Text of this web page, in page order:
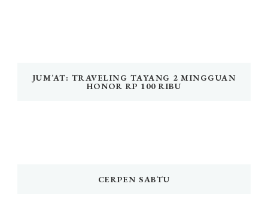
JUM’AT: TRAVELING TAYANG 2 MINGGUAN
HONOR RP 100 RIBU
CERPEN SABTU